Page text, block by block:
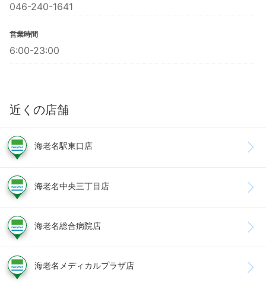
046-240-1641
営業時間
6:00-23:00
近くの店舗
海老名駅東口店
海老名中央三丁目店
海老名総合病院店
海老名メディカルプラザ店